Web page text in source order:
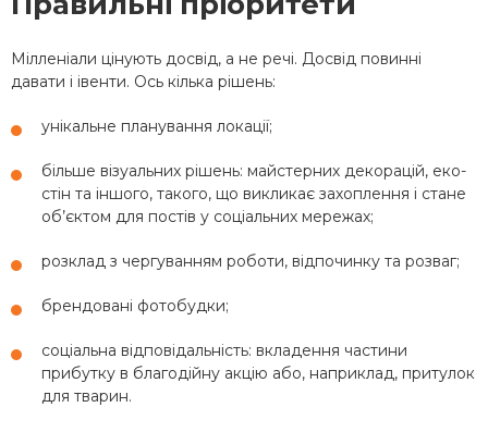
Мілленіали цінують досвід, а не речі. Досвід повинні
давати і івенти. Ось кілька рішень:
унікальне планування локації;
більше візуальних рішень: майстерних декорацій, еко-
стін та іншого, такого, що викликає захоплення і стане
об’єктом для постів у соціальних мережах;
розклад з чергуванням роботи, відпочинку та розваг;
брендовані фотобудки;
соціальна відповідальність: вкладення частини
прибутку в благодійну акцію або, наприклад, притулок
для тварин.